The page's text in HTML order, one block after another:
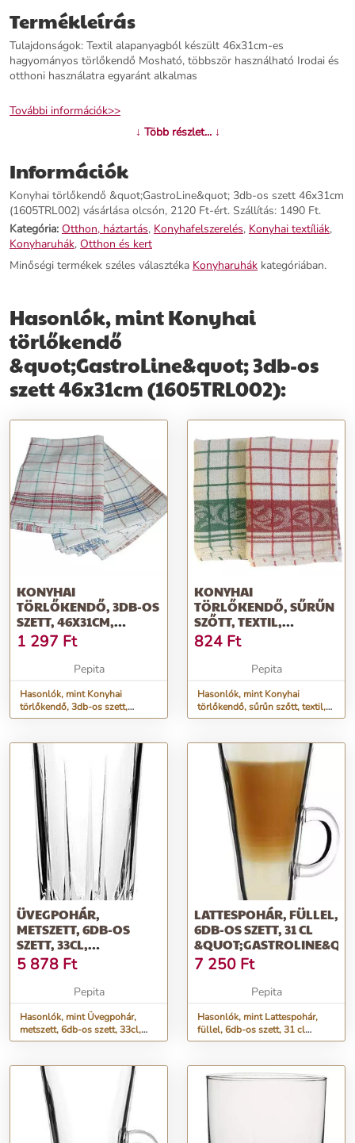
Termékleírás
Tulajdonságok: Textil alapanyagból készült 46x31cm-es
hagyományos törlőkendő Mosható, többször használható Irodai és
otthoni használatra egyaránt alkalmas
További információk>>
↓ Több részlet... ↓
Információk
Konyhai törlőkendő &quot;GastroLine&quot; 3db-os szett 46x31cm
(1605TRL002) vásárlása olcsón, 2120 Ft-ért. Szállítás: 1490 Ft.
Kategória: Otthon, háztartás, Konyhafelszerelés, Konyhai textíliák,
Konyharuhák, Otthon és kert
Minőségi termékek széles választéka Konyharuhák kategóriában.
Hasonlók, mint Konyhai
törlőkendő
&quot;GastroLine&quot; 3db-os
szett 46x31cm (1605TRL002):
KONYHAI
TÖRLŐKENDŐ, 3DB-OS
SZETT, 46X31CM,
&QUOT;GASTROLINE&QUOT;
1 297 Ft
Pepita
Hasonlók, mint Konyhai
törlőkendő, 3db-os szett,
46x31cm,
KONYHAI
TÖRLŐKENDŐ, SŰRŰN
SZŐTT, TEXTIL,
45X65CM,
824 Ft
Pepita
Hasonlók, mint Konyhai
törlőkendő, sűrűn szőtt, textil,
45x65cm,
ÜVEGPOHÁR,
METSZETT, 6DB-OS
SZETT, 33CL,
&QUOT;GASTROLINE
HB&QUOT;
5 878 Ft
Pepita
Hasonlók, mint Üvegpohár,
metszett, 6db-os szett, 33cl,
&quot;GastroLine HB&quot;
LATTESPOHÁR, FÜLLEL,
6DB-OS SZETT, 31 CL
7 250 Ft
Pepita
Hasonlók, mint Lattespohár,
füllel, 6db-os szett, 31 cl
&quot;GastroLine&quot;